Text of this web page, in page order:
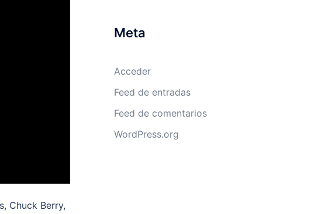
Chuck Berry,
Meta
Acceder
Feed de entradas
Feed de comentarios
WordPress.org